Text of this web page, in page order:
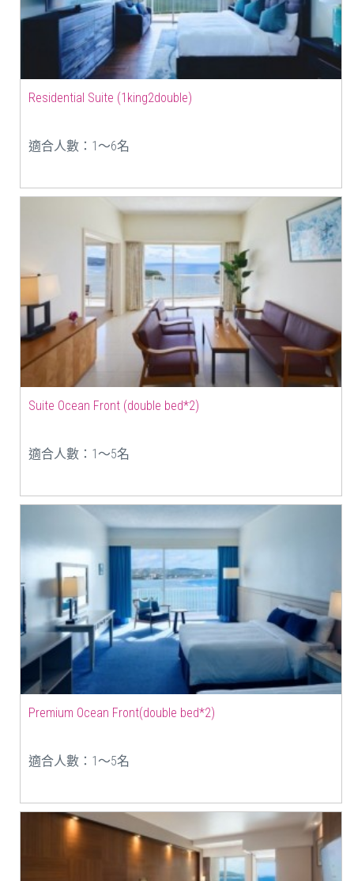
Residential Suite (1king2double)
適合人數：1〜6名
Suite Ocean Front (double bed*2)
適合人數：1〜5名
Premium Ocean Front(double bed*2)
適合人數：1〜5名